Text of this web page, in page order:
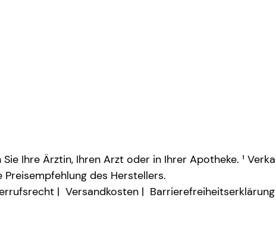
Ihre Ärztin, Ihren Arzt oder in Ihrer Apotheke. ¹
Preisempfehlung des Herstellers.
Versandkosten Barrierefreiheitserklärung